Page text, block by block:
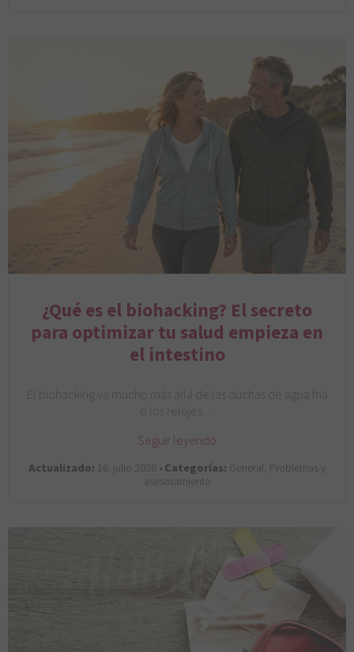
¿Qué es el biohacking? El secreto
para optimizar tu salud empieza en
el intestino
El biohacking va mucho más allá de las duchas de agua fría
o los relojes…
Seguir leyendo
Actualizado: 16. julio 2026 •Categorías: General, Problemas y
asesoramiento